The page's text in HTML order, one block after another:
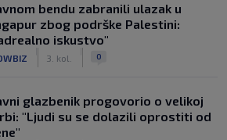
bendu zabranili ulazak u
zbog podrške Palestini:
iskustvo"
3. kol. 0
glazbenik progovorio o velikoj
"Ljudi su se dolazili oprostiti od